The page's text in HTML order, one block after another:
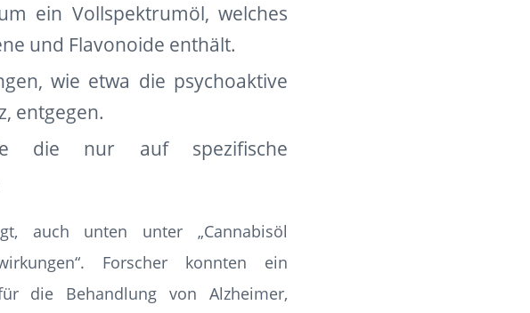
ein Vollspektrumöl, welches
und Flavonoide enthält.
wie etwa die psychoaktive
entgegen.
die nur auf spezifische
auch unten unter „Cannabisöl
Forscher konnten ein
die Behandlung von Alzheimer,